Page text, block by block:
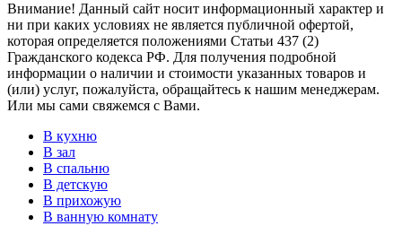
Внимание! Данный сайт носит информационный характер и
ни при каких условиях не является публичной офертой,
которая определяется положениями Статьи 437 (2)
Гражданского кодекса РФ. Для получения подробной
информации о наличии и стоимости указанных товаров и
(или) услуг, пожалуйста, обращайтесь к нашим менеджерам.
Или мы сами свяжемся с Вами.
В кухню
В зал
В спальню
В детскую
В прихожую
В ванную комнату